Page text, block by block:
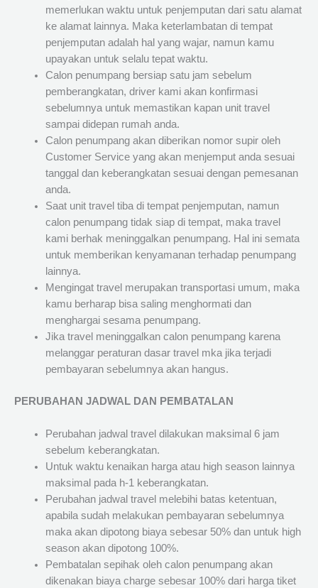
memerlukan waktu untuk penjemputan dari satu alamat
ke alamat lainnya. Maka keterlambatan di tempat
penjemputan adalah hal yang wajar, namun kamu
upayakan untuk selalu tepat waktu.
Calon penumpang bersiap satu jam sebelum
pemberangkatan, driver kami akan konfirmasi
sebelumnya untuk memastikan kapan unit travel
sampai didepan rumah anda.
Calon penumpang akan diberikan nomor supir oleh
Customer Service yang akan menjemput anda sesuai
tanggal dan keberangkatan sesuai dengan pemesanan
anda.
Saat unit travel tiba di tempat penjemputan, namun
calon penumpang tidak siap di tempat, maka travel
kami berhak meninggalkan penumpang. Hal ini semata
untuk memberikan kenyamanan terhadap penumpang
lainnya.
Mengingat travel merupakan transportasi umum, maka
kamu berharap bisa saling menghormati dan
menghargai sesama penumpang.
Jika travel meninggalkan calon penumpang karena
melanggar peraturan dasar travel mka jika terjadi
pembayaran sebelumnya akan hangus.
PERUBAHAN JADWAL DAN PEMBATALAN
Perubahan jadwal travel dilakukan maksimal 6 jam
sebelum keberangkatan.
Untuk waktu kenaikan harga atau high season lainnya
maksimal pada h-1 keberangkatan.
Perubahan jadwal travel melebihi batas ketentuan,
apabila sudah melakukan pembayaran sebelumnya
maka akan dipotong biaya sebesar 50% dan untuk high
season akan dipotong 100%.
Pembatalan sepihak oleh calon penumpang akan
dikenakan biaya charge sebesar 100% dari harga tiket